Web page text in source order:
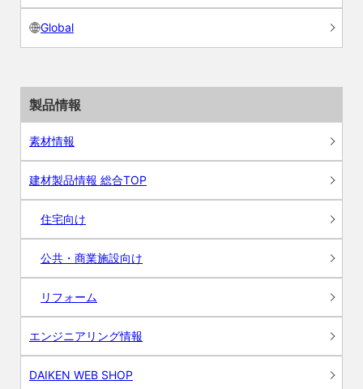
Global
製品情報
素材情報
建材製品情報 総合TOP
住宅向け
公共・商業施設向け
リフォーム
エンジニアリング情報
DAIKEN WEB SHOP